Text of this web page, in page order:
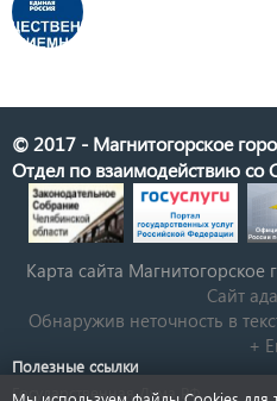
© 2017 - Магнитогорское
Отдел по взаимодействию
Карта сайта Магнитогорское
Сайт
Обнаружив неточность в
+
Полезные ссылки
Государственная Дума РФ